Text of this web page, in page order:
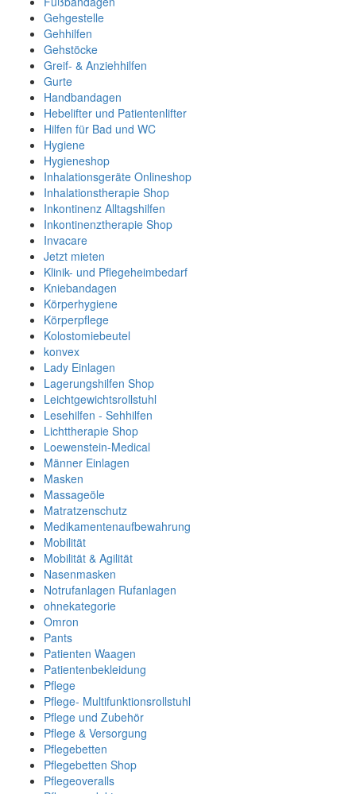
Gehgestelle
Gehhilfen
Gehstöcke
Greif- & Anziehhilfen
Gurte
Handbandagen
Hebelifter und Patientenlifter
Hilfen für Bad und WC
Hygiene
Hygieneshop
Inhalationsgeräte Onlineshop
Inhalationstherapie Shop
Inkontinenz Alltagshilfen
Inkontinenztherapie Shop
Invacare
Jetzt mieten
Klinik- und Pflegeheimbedarf
Kniebandagen
Körperhygiene
Körperpflege
Kolostomiebeutel
konvex
Lady Einlagen
Lagerungshilfen Shop
Leichtgewichtsrollstuhl
Lesehilfen - Sehhilfen
Lichttherapie Shop
Loewenstein-Medical
Männer Einlagen
Masken
Massageöle
Matratzenschutz
Medikamentenaufbewahrung
Mobilität
Mobilität & Agilität
Nasenmasken
Notrufanlagen Rufanlagen
ohnekategorie
Omron
Pants
Patienten Waagen
Patientenbekleidung
Pflege
Pflege- Multifunktionsrollstuhl
Pflege und Zubehör
Pflege & Versorgung
Pflegebetten
Pflegebetten Shop
Pflegeoveralls